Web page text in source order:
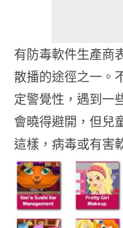
有防毒軟件生產商
散播的途徑之一。
定警覺性，遇到一
會曉得避開，但兒
這樣，病毒或有害